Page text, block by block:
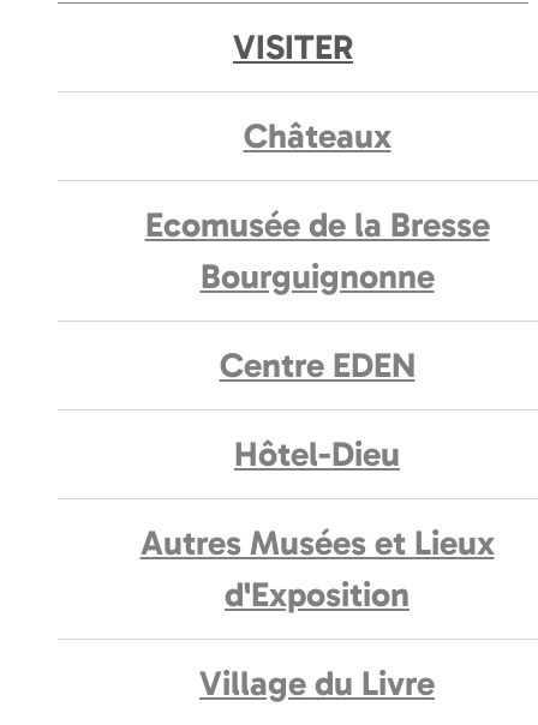
VISITER
Châteaux
Ecomusée de la Bresse
Bourguignonne
Centre EDEN
Hôtel-Dieu
Autres Musées et Lieux
d'Exposition
Village du Livre